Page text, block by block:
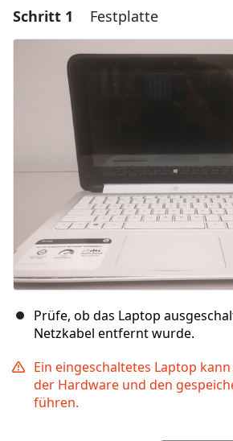
Schritt 1 Festplatte
Prüfe, ob das Laptop
Netzkabel entfernt wurde.
Ein eingeschaltetes Laptop
der Hardware und den
führen.